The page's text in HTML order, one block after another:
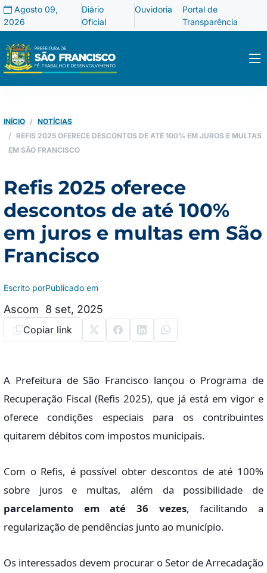
Agosto 09,
2026
Diário
Oficial
Ouvidoria
Portal de
Transparência
INÍCIO
NOTÍCIAS
REFIS 2025 OFERECE DESCONTOS DE ATÉ 100% EM JUROS E MULTAS
EM SÃO FRANCISCO
Refis 2025 oferece
descontos de até 100%
em juros e multas em São
Francisco
Escrito por
Ascom
Publicado em
8 set, 2025
Copiar link
A Prefeitura de São Francisco lançou o Programa de
Recuperação Fiscal (Refis 2025), que já está em vigor e
oferece condições especiais para os contribuintes
quitarem débitos com impostos municipais.
Com o Refis, é possível obter descontos de até 100%
sobre juros e multas, além da possibilidade de
parcelamento em até 36 vezes, facilitando a
regularização de pendências junto ao município.
Os interessados devem procurar o Setor de Arrecadação